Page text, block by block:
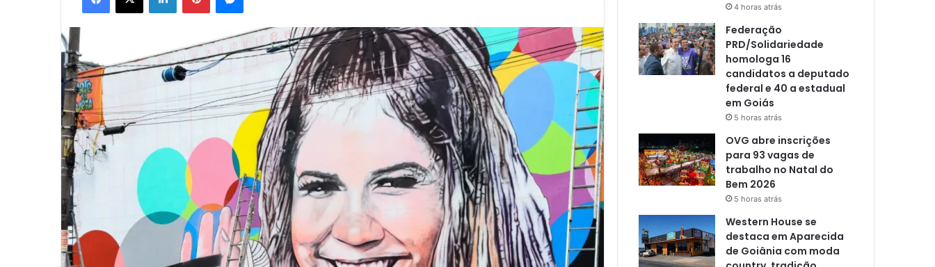
4 horas atrás
Federação
PRD/Solidariedade
homologa 16
candidatos a deputado
federal e 40 a estadual
em Goiás
5 horas atrás
OVG abre inscrições
para 93 vagas de
trabalho no Natal do
Bem 2026
5 horas atrás
Western House se
destaca em Aparecida
de Goiânia com moda